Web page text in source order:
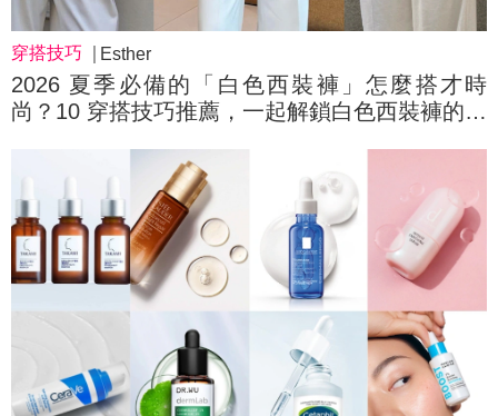
穿搭技巧 Esther
2026 夏季必備的「白色西裝褲」怎麼搭才時
尚？10 穿搭技巧推薦，一起解鎖白色西裝褲的百